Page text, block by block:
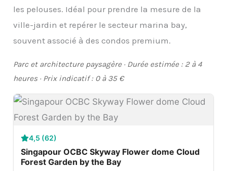
les pelouses. Idéal pour prendre la mesure de la
ville-jardin et repérer le secteur marina bay,
souvent associé à des condos premium.
Parc et architecture paysagère · Durée estimée : 2 à 4
heures · Prix indicatif : 0 à 35 €
4,5 (62)
Singapour OCBC Skyway Flower dome Cloud
Forest Garden by the Bay